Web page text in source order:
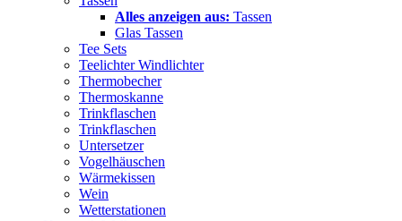
Alles anzeigen aus: Tassen
Glas Tassen
Tee Sets
Teelichter Windlichter
Thermobecher
Thermoskanne
Trinkflaschen
Trinkflaschen
Untersetzer
Vogelhäuschen
Wärmekissen
Wein
Wetterstationen